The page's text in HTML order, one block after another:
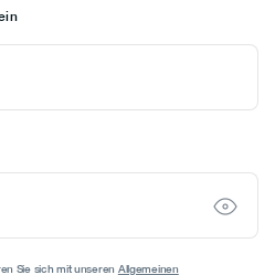
Sie sich mit unseren Allgemeinen